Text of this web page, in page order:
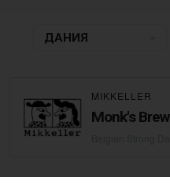
ДАНИЯ
MIKKELLER
Monk's Brew